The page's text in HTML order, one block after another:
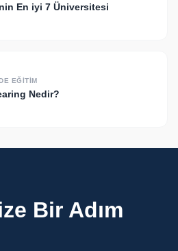
En iyi 7 Üniversitesi
EĞITIM
Nedir?
Bir Adım